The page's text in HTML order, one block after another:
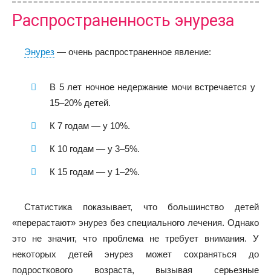
Распространенность энуреза
Энурез — очень распространенное явление:
В 5 лет ночное недержание мочи встречается у
15–20% детей.
К 7 годам — у 10%.
К 10 годам — у 3–5%.
К 15 годам — у 1–2%.
Статистика показывает, что большинство детей
«перерастают» энурез без специального лечения. Однако
это не значит, что проблема не требует внимания. У
некоторых детей энурез может сохраняться до
подросткового возраста, вызывая серьезные